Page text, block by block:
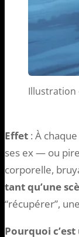
Illustration
Effet : À
ses ex — ou
corporelle,
tant qu’une
“récupérer”,
Pourquoi